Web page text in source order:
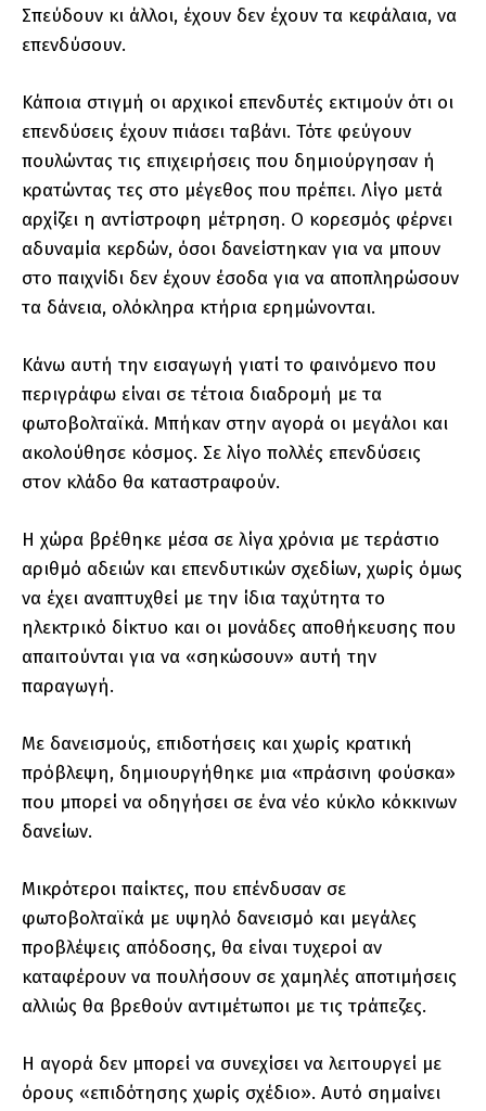
Σπεύδουν κι άλλοι, έχουν δεν έχουν τα κεφάλαια, να
επενδύσουν.
Κάποια στιγμή οι αρχικοί επενδυτές εκτιμούν ότι οι
επενδύσεις έχουν πιάσει ταβάνι. Τότε φεύγουν
πουλώντας τις επιχειρήσεις που δημιούργησαν ή
κρατώντας τες στο μέγεθος που πρέπει. Λίγο μετά
αρχίζει η αντίστροφη μέτρηση. Ο κορεσμός φέρνει
αδυναμία κερδών, όσοι δανείστηκαν για να μπουν
στο παιχνίδι δεν έχουν έσοδα για να αποπληρώσουν
τα δάνεια, ολόκληρα κτήρια ερημώνονται.
Κάνω αυτή την εισαγωγή γιατί το φαινόμενο που
περιγράφω είναι σε τέτοια διαδρομή με τα
φωτοβολταϊκά. Μπήκαν στην αγορά οι μεγάλοι και
ακολούθησε κόσμος. Σε λίγο πολλές επενδύσεις
στον κλάδο θα καταστραφούν.
Η χώρα βρέθηκε μέσα σε λίγα χρόνια με τεράστιο
αριθμό αδειών και επενδυτικών σχεδίων, χωρίς όμως
να έχει αναπτυχθεί με την ίδια ταχύτητα το
ηλεκτρικό δίκτυο και οι μονάδες αποθήκευσης που
απαιτούνται για να «σηκώσουν» αυτή την
παραγωγή.
Με δανεισμούς, επιδοτήσεις και χωρίς κρατική
πρόβλεψη, δημιουργήθηκε μια «πράσινη φούσκα»
που μπορεί να οδηγήσει σε ένα νέο κύκλο κόκκινων
δανείων.
Μικρότεροι παίκτες, που επένδυσαν σε
φωτοβολταϊκά με υψηλό δανεισμό και μεγάλες
προβλέψεις απόδοσης, θα είναι τυχεροί αν
καταφέρουν να πουλήσουν σε χαμηλές αποτιμήσεις
αλλιώς θα βρεθούν αντιμέτωποι με τις τράπεζες.
Η αγορά δεν μπορεί να συνεχίσει να λειτουργεί με
όρους «επιδότησης χωρίς σχέδιο». Αυτό σημαίνει